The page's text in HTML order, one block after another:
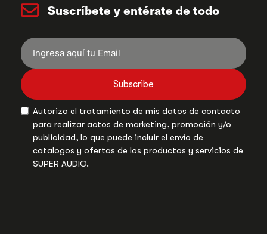
Suscríbete y entérate de todo
Subscribe
Autorizo el tratamiento de mis datos de contacto
para realizar actos de marketing, promoción y/o
publicidad, lo que puede incluir el envío de
catalogos y ofertas de los productos y servicios de
SUPER AUDIO.